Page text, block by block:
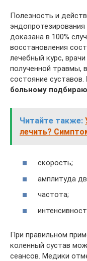
Полезность и
доказана в 100%
восстановления
лечебный курс,
полученной травмы,
состояние суставов.
больному
Читайте также:
лечить?
скорость;
амплитуда
частота;
При правильном
коленный сустав
сеансов. Медики